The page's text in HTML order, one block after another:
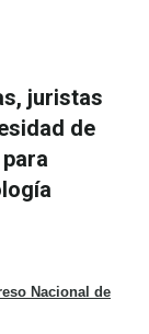
juristas
de
Nacional de